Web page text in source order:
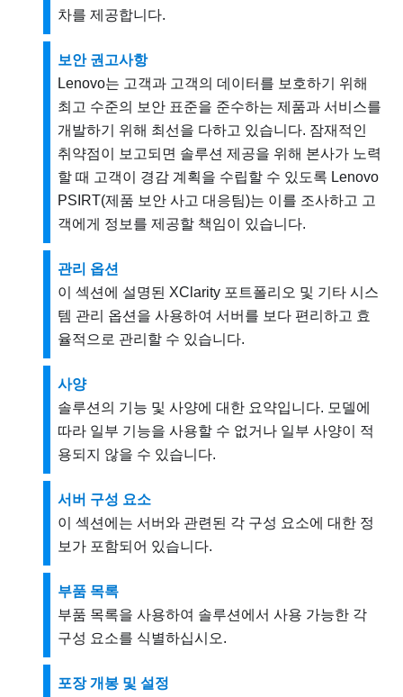
차를 제공합니다.
보안 권고사항
Lenovo는 고객과 고객의 데이터를 보호하기 위해
최고 수준의 보안 표준을 준수하는 제품과 서비스를
개발하기 위해 최선을 다하고 있습니다. 잠재적인
취약점이 보고되면 솔루션 제공을 위해 본사가 노력
할 때 고객이 경감 계획을 수립할 수 있도록 Lenovo
PSIRT(제품 보안 사고 대응팀)는 이를 조사하고 고
객에게 정보를 제공할 책임이 있습니다.
관리 옵션
이 섹션에 설명된 XClarity 포트폴리오 및 기타 시스
템 관리 옵션을 사용하여 서버를 보다 편리하고 효
율적으로 관리할 수 있습니다.
사양
솔루션의 기능 및 사양에 대한 요약입니다. 모델에
따라 일부 기능을 사용할 수 없거나 일부 사양이 적
용되지 않을 수 있습니다.
서버 구성 요소
이 섹션에는 서버와 관련된 각 구성 요소에 대한 정
보가 포함되어 있습니다.
부품 목록
부품 목록을 사용하여 솔루션에서 사용 가능한 각
구성 요소를 식별하십시오.
포장 개봉 및 설정